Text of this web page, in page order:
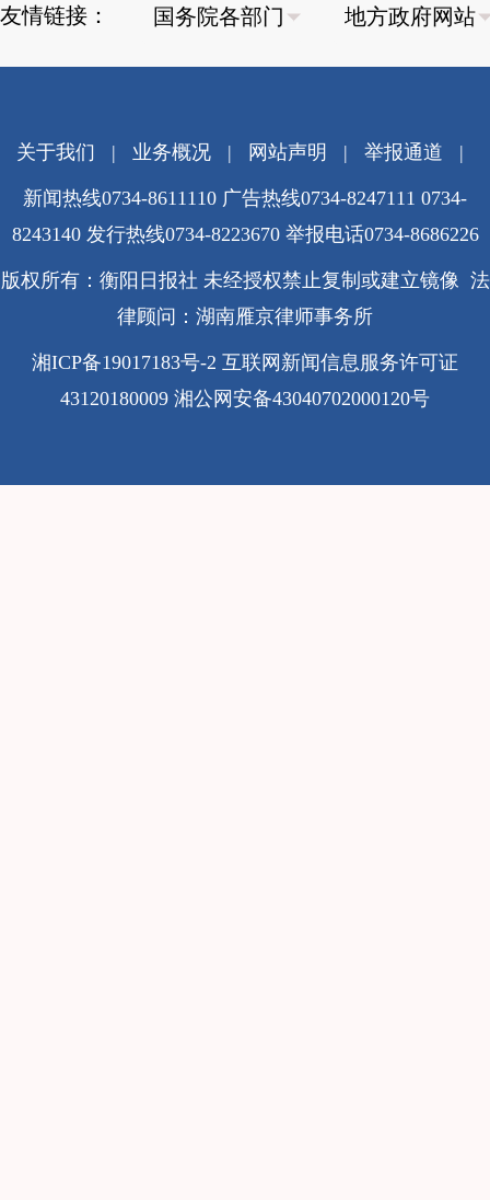
友情链接：
关于我们 | 业务概况| 网站声明 | 举报通道 |
新闻热线0734-8611110 广告热线0734-8247111 0734-
8243140 发行热线0734-8223670 举报电话0734-8686226
版权所有：衡阳日报社 未经授权禁止复制或建立镜像 法
律顾问：湖南雁京律师事务所
湘ICP备19017183号-2 互联网新闻信息服务许可证
43120180009 湘公网安备43040702000120号